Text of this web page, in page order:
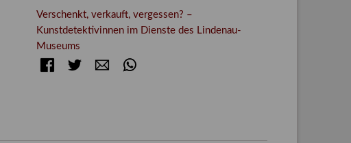
Verschenkt, verkauft, vergessen? –
Kunstdetektivinnen im Dienste des Lindenau-
Museums
FacebookTwitter E-mail